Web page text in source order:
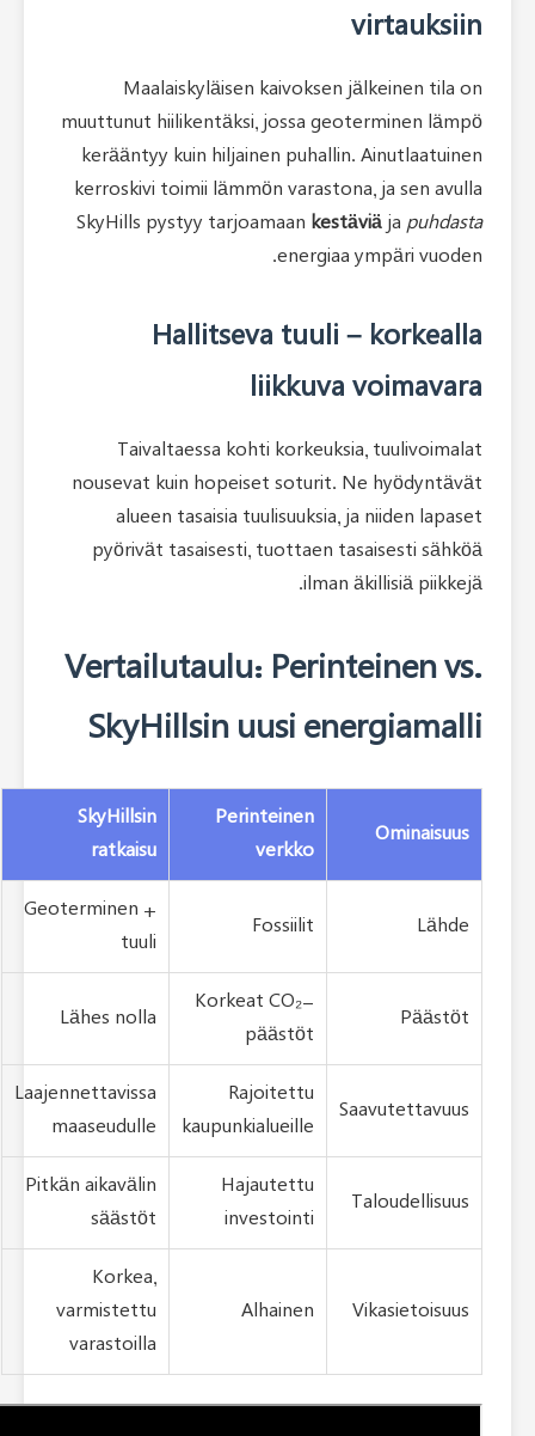
Maalaiskyläisen
muuttunut hiilikentäksi, jossa
kerääntyy kuin hiljainen
kerroskivi toimii lämmön
SkyHills pystyy tarjoamaan
Hallitseva
Taivaltaessa kohti
nousevat kuin hopeiset
alueen tasaisia
pyörivät tasaisesti, tuottaen
Vertailutaulu:
SkyHillsin uusi
Perinteinen
SkyHillsin
ratkaisu
Fossiilit
Geoterminen +
Korkeat CO₂-
Lähes nolla
Laajennettavissa
maaseudulle
Hajautettu
Pitkän aikavälin
säästöt
Alhainen
varmistettu